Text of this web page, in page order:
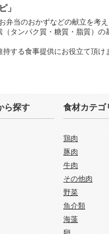
」
弁当のおかずなどの献立を考
タンパク質・糖質・脂質）の
する食事提供にお役立て頂け
ら探す 食材カテゴ
鶏肉
豚肉
牛肉
その他肉
野菜
魚介類
海藻